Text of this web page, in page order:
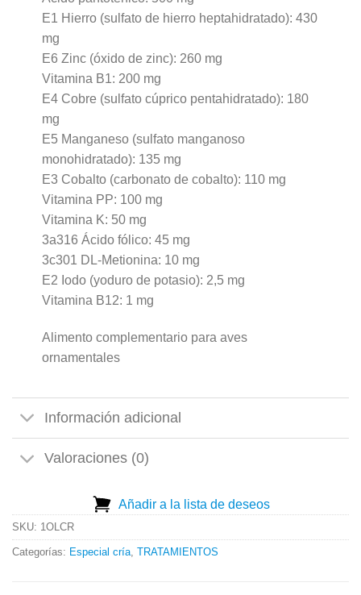
E1 Hierro (sulfato de hierro heptahidratado): 430
mg
E6 Zinc (óxido de zinc): 260 mg
Vitamina B1: 200 mg
E4 Cobre (sulfato cúprico pentahidratado): 180
mg
E5 Manganeso (sulfato manganoso
monohidratado): 135 mg
E3 Cobalto (carbonato de cobalto): 110 mg
Vitamina PP: 100 mg
Vitamina K: 50 mg
3a316 Ácido fólico: 45 mg
3c301 DL-Metionina: 10 mg
E2 Iodo (yoduro de potasio): 2,5 mg
Vitamina B12: 1 mg
Alimento complementario para aves
ornamentales
Información adicional
Valoraciones (0)
Añadir a la lista de deseos
SKU: 1OLCR
Categorías: Especial cría, TRATAMIENTOS